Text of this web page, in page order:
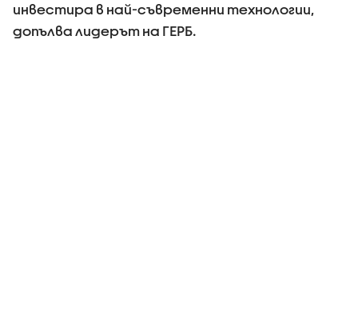
инвестира в най-съвременни технологии,
допълва лидерът на ГЕРБ.